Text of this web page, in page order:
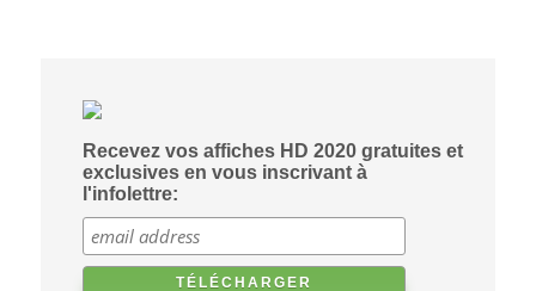
Recevez vos affiches HD 2020 gratuites et
exclusives en vous inscrivant à
l'infolettre: